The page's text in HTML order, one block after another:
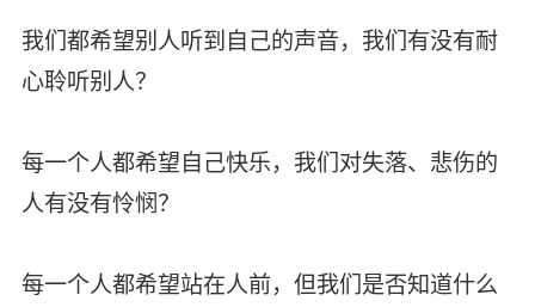
我们都希望别人听到自己的声音，我们有没有耐
心聆听别人？
每一个人都希望自己快乐，我们对失落、悲伤的
人有没有怜悯？
每一个人都希望站在人前，但我们是否知道什么